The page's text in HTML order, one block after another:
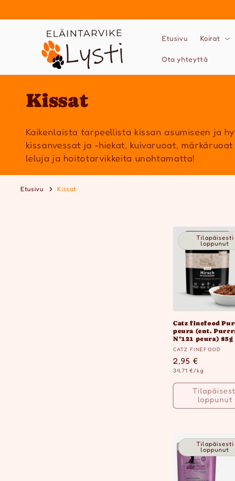
sisältöön
Etusivu Koirat
Ota yhteyttä
K
o
k
o
Kissat
Kaikenlaista tarpeellista kissan asumiseen ja
kissanvessat ja -hiekat, kuivaruoat,
leluja ja hoitotarvikkeita unohtamatta!
Etusivu Kissat
Tilapäisesti
loppunut
Catz finefood
peura (ent.
N°121 peura) 85g
Myyjä:
CATZ FINEFOOD
Normaalihinta
2,95 €
Yksikköhinta
34,71 €/kg
loppunut
Tilapäisesti
loppunut